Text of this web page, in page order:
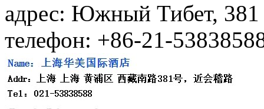
адрес: Южный Тибет, 381
телефон: +86-21-